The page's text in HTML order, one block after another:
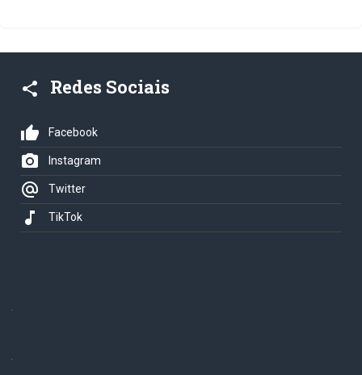
share Redes Sociais
thumb_up Facebook
photo_camera Instagram
alternate_email Twitter
music_note TikTok
.
.